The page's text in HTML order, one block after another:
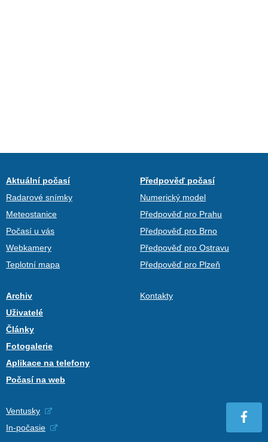
Aktuální počasí
Radarové snímky
Meteostanice
Počasí u vás
Webkamery
Teplotní mapa
Předpověď počasí
Numerický model
Předpověď pro Prahu
Předpověď pro Brno
Předpověď pro Ostravu
Předpověď pro Plzeň
Archiv
Uživatelé
Články
Fotogalerie
Aplikace na telefony
Počasí na web
Kontakty
Ventusky
In-počasie